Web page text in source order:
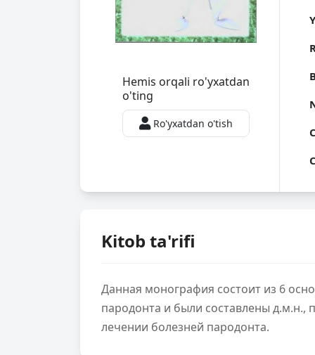
Hemis orqali ro'yxatdan
o'ting
Ro'yxatdan o'tish
Kitob ta'rifi
Данная монография состоит из 6
пародонта и были составлены
лечении болезней пародонта.